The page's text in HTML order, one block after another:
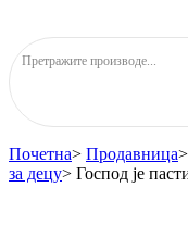
Почетна> Продавница>
за децу> Господ је